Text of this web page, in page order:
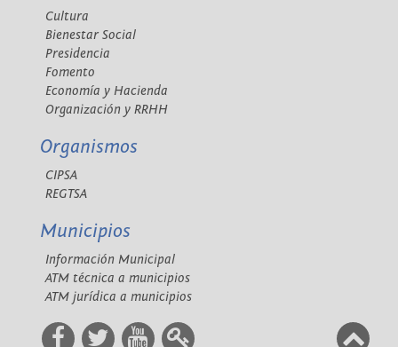
Cultura
Bienestar Social
Presidencia
Fomento
Economía y Hacienda
Organización y RRHH
Organismos
CIPSA
REGTSA
Municipios
Información Municipal
ATM técnica a municipios
ATM jurídica a municipios